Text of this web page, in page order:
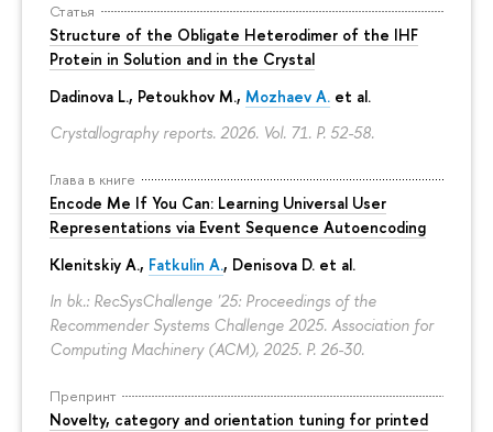
Статья
Structure of the Obligate Heterodimer of the IHF
Protein in Solution and in the Crystal
Dadinova L., Petoukhov M., Mozhaev A. et al.
Crystallography reports. 2026. Vol. 71. P. 52-58.
Глава в книге
Encode Me If You Can: Learning Universal User
Representations via Event Sequence Autoencoding
Klenitskiy A., Fatkulin A., Denisova D. et al.
In bk.: RecSysChallenge '25: Proceedings of the
Recommender Systems Challenge 2025. Association for
Computing Machinery (ACM), 2025. P. 26-30.
Препринт
Novelty, category and orientation tuning for printed